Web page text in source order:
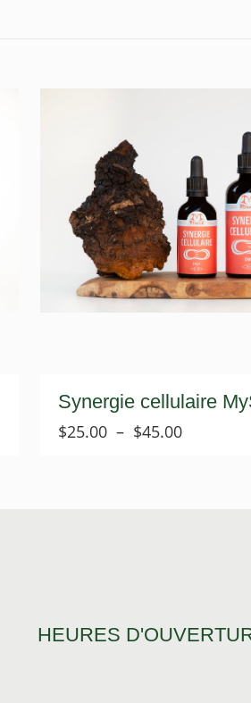
Synergie cellulaire
$25.00 – $45.00Plage
HEURES